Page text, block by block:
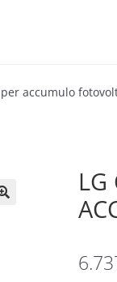
Sample
accumulo
LG